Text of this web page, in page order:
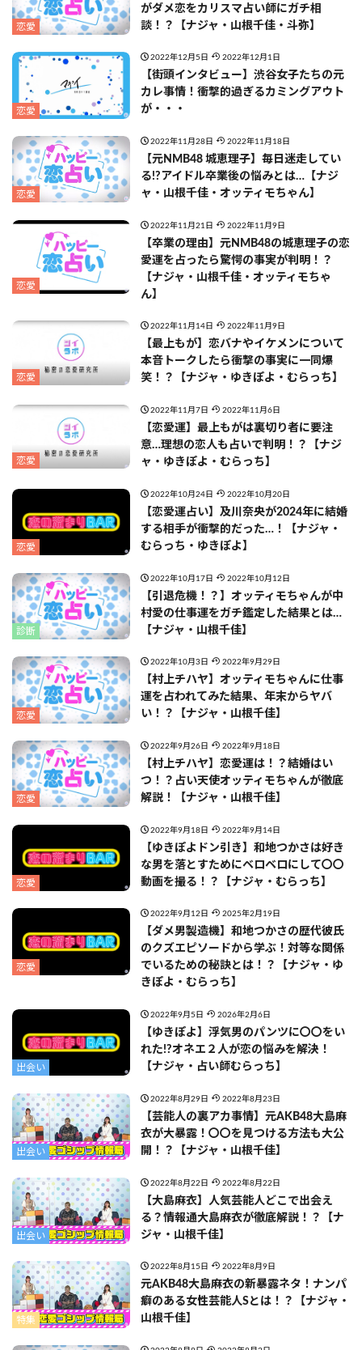
恋愛
がダメ恋をカリスマ占い師にガチ相
談！？【ナジャ・山根千佳・斗弥】
恋愛
2022年12月5日 2022年12月1日
【街頭インタビュー】渋谷女子たちの元
カレ事情！衝撃的過ぎるカミングアウト
が・・・
恋愛
2022年11月28日 2022年11月18日
【元NMB48 城恵理子】毎日迷走してい
る!?アイドル卒業後の悩みとは…【ナジ
ャ・山根千佳・オッティモちゃん】
恋愛
2022年11月21日 2022年11月9日
【卒業の理由】元NMB48の城恵理子の恋
愛運を占ったら驚愕の事実が判明！？
【ナジャ・山根千佳・オッティモちゃ
ん】
恋愛
2022年11月14日 2022年11月9日
【最上もが】恋バナやイケメンについて
本音トークしたら衝撃の事実に一同爆
笑！？【ナジャ・ゆきぽよ・むらっち】
恋愛
2022年11月7日 2022年11月6日
【恋愛運】最上もがは裏切り者に要注
意…理想の恋人も占いで判明！？【ナジ
ャ・ゆきぽよ・むらっち】
恋愛
2022年10月24日 2022年10月20日
【恋愛運占い】及川奈央が2024年に結婚
する相手が衝撃的だった…！【ナジャ・
むらっち・ゆきぽよ】
診断
2022年10月17日 2022年10月12日
【引退危機！？】オッティモちゃんが中
村愛の仕事運をガチ鑑定した結果とは…
【ナジャ・山根千佳】
恋愛
2022年10月3日 2022年9月29日
【村上チハヤ】オッティモちゃんに仕事
運を占われてみた結果、年末からヤバ
い！？【ナジャ・山根千佳】
恋愛
2022年9月26日 2022年9月18日
【村上チハヤ】恋愛運は！？結婚はい
つ！？占い天使オッティモちゃんが徹底
解説！【ナジャ・山根千佳】
恋愛
2022年9月18日 2022年9月14日
【ゆきぽよドン引き】和地つかさは好き
な男を落とすためにベロベロにして〇〇
動画を撮る！？【ナジャ・むらっち】
恋愛
2022年9月12日 2025年2月19日
【ダメ男製造機】和地つかさの歴代彼氏
のクズエピソードから学ぶ！対等な関係
でいるための秘訣とは！？【ナジャ・ゆ
きぽよ・むらっち】
出会い
2022年9月5日 2026年2月6日
【ゆきぽよ】浮気男のパンツに〇〇をい
れた!?オネエ２人が恋の悩みを解決！
【ナジャ・占い師むらっち】
出会い
2022年8月29日 2022年8月23日
【芸能人の裏アカ事情】元AKB48大島麻
衣が大暴露！〇〇を見つける方法も大公
開！？【ナジャ・山根千佳】
出会い
2022年8月22日 2022年8月22日
【大島麻衣】人気芸能人どこで出会え
る？情報通大島麻衣が徹底解説！？【ナ
ジャ・山根千佳】
特集
2022年8月15日 2022年8月9日
元AKB48大島麻衣の新暴露ネタ！ナンパ
癖のある女性芸能人Sとは！？【ナジャ・
山根千佳】